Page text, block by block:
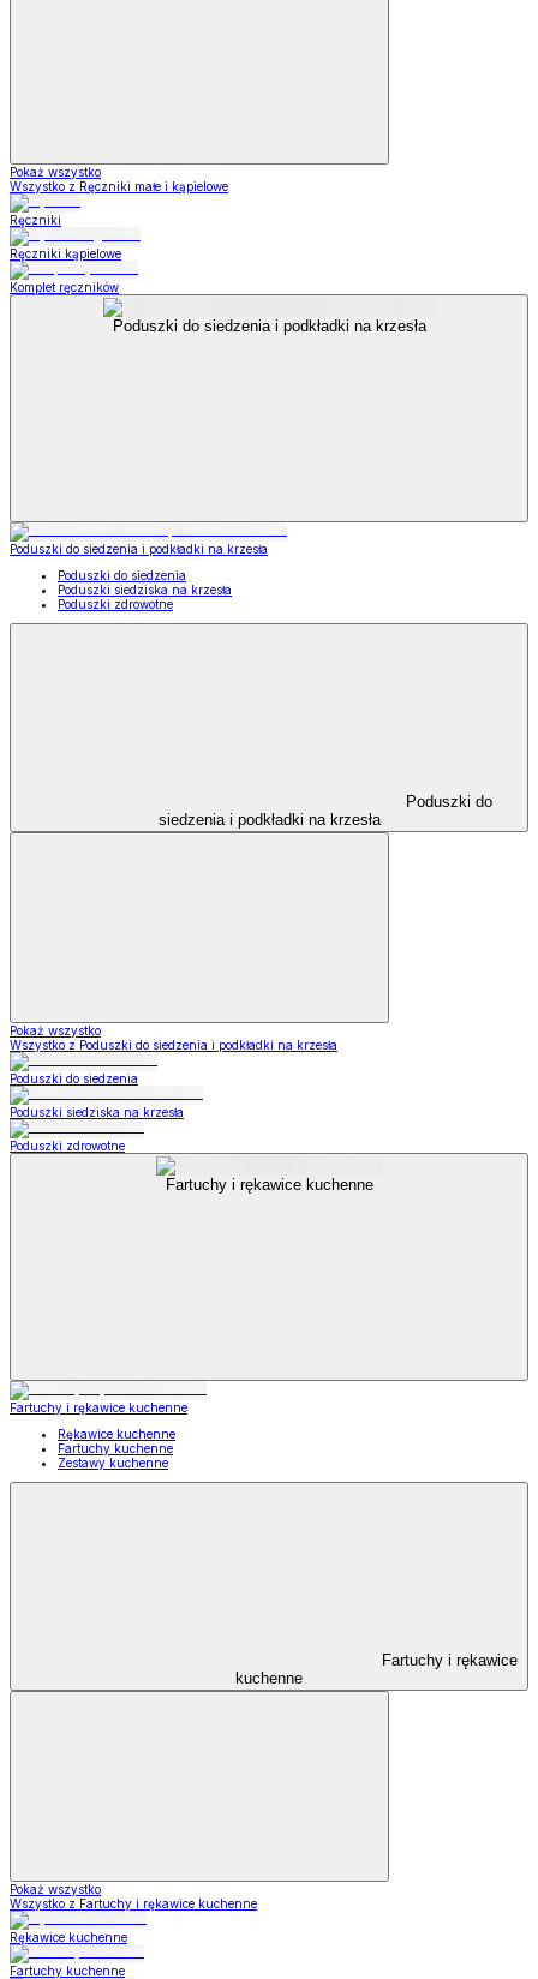
Pokaż wszystko
Wszystko z Ręczniki małe i kąpielowe
Ręczniki
Ręczniki kąpielowe
Komplet ręczników
Poduszki do siedzenia i podkładki na krzesła
Poduszki do siedzenia i podkładki na krzesła
Poduszki do siedzenia
Poduszki siedziska na krzesła
Poduszki zdrowotne
Poduszki do
siedzenia i podkładki na krzesła
Pokaż wszystko
Wszystko z Poduszki do siedzenia i podkładki na krzesła
Poduszki do siedzenia
Poduszki siedziska na krzesła
Poduszki zdrowotne
Fartuchy i rękawice kuchenne
Fartuchy i rękawice kuchenne
Rękawice kuchenne
Fartuchy kuchenne
Zestawy kuchenne
Fartuchy i rękawice
kuchenne
Pokaż wszystko
Wszystko z Fartuchy i rękawice kuchenne
Rękawice kuchenne
Fartuchy kuchenne